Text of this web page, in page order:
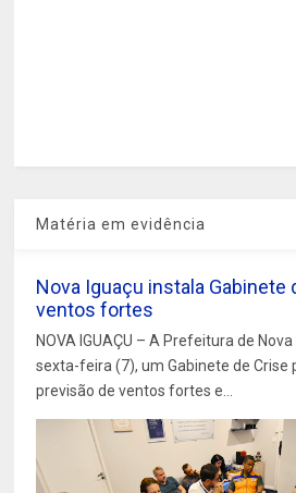
Matéria em evidência
Nova Iguaçu instala Gabinete
ventos fortes
NOVA IGUAÇU – A Prefeitura de
sexta-feira (7), um Gabinete de Crise
previsão de ventos fortes e...